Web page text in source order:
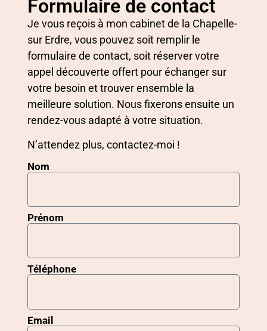
Formulaire de contact
Je vous reçois à mon cabinet de la Chapelle-
sur Erdre, vous pouvez soit remplir le
formulaire de contact, soit réserver votre
appel découverte offert pour échanger sur
votre besoin et trouver ensemble la
meilleure solution. Nous fixerons ensuite un
rendez-vous adapté à votre situation.
N’attendez plus, contactez-moi !
Nom
Prénom
Téléphone
Email